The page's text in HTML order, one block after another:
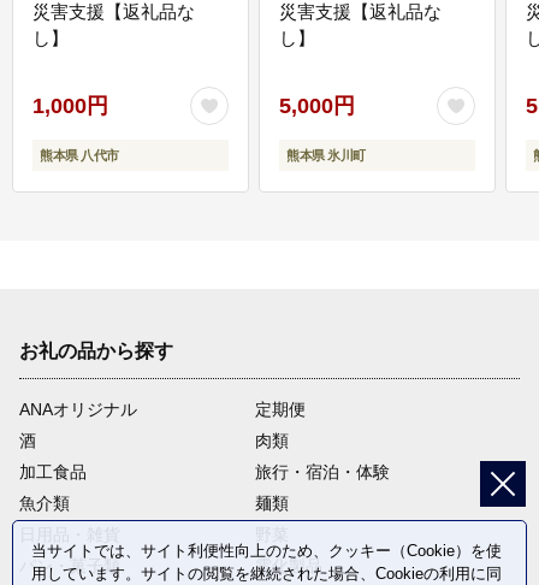
災害支援【返礼品な
し】
1,000円
熊本県 八代市
災害支援【返礼品な
し】
5,000円
熊本県 氷川町
お礼の品から探す
ANAオリジナル
定期便
酒
肉類
加工食品
旅行・宿泊・体験
魚介類
麺類
パン・菓子類
電化製品
当サイトでは、サイト利便性向上のため、クッキー（Cookie）を使
用しています。サイトの閲覧を継続された場合、Cookieの利用に同